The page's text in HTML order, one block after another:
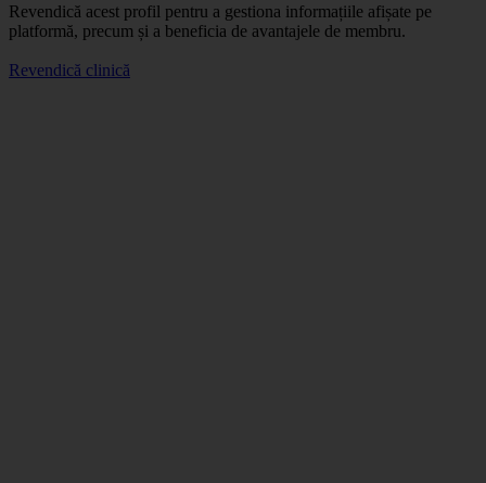
Revendică acest profil pentru a gestiona informațiile afișate pe
platformă, precum și a beneficia de avantajele de membru.
Revendică clinică